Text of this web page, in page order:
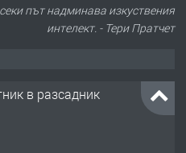
път надминава изкуствения
интелект. - Тери Пратчет
в разсадник